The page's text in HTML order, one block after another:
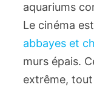
aquariums
Le cinéma
abbayes et
murs épais.
extrême,